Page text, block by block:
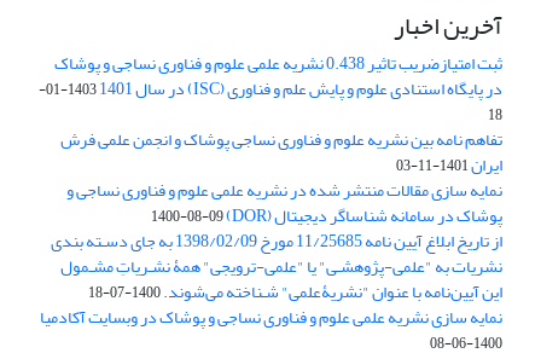
آخرین اخبار
ثبت امتیازضریب تاثیر 0.438 نشریه علمی علوم و فناوری نساجی و پوشاک
در پایگاه استنادی علوم و پایش علم و فناوری (ISC) در سال 1401
1403-01-
18
تفاهم نامه بین نشریه علوم و فناوری نساجی پوشاک و انجمن علمی فرش
ایران1401-11-03
نمایه سازی مقالات منتشر شده در نشریه علمی علوم و فناوری نساجی و
پوشاک در سامانه شناساگر دیجیتال (DOR) 1400-08-09
از تاریخ ابلاغ آیین نامه 11/25685 مورخ 1398/02/09 به جای دسـته بندی
نشریات به "علمی-پژوهشـی" یا "علمی-ترویجی" همۀ نشـریاتِ مشـمول
این آیین‌نامه با عنوان "نشریۀعلمی" شـناخته می‌شوند.1400-07-18
نمایه سازی نشریه علمی علوم و فناوری نساجی و پوشاک در وبسایت آکادمیا
1400-06-08